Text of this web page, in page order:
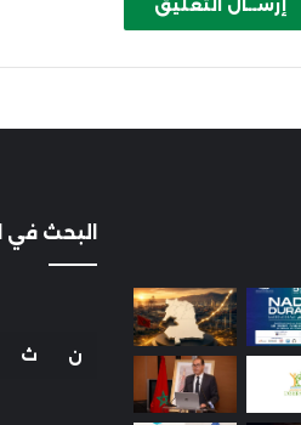
البحث في
ن ث